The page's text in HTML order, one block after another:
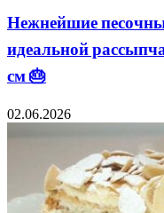
Нежнейшие
идеальной
см 🎂
02.06.2026